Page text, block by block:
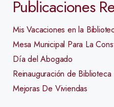
Publicaciones
Mis Vacaciones en la
Mesa Municipal Para La
Día del Abogado
Reinauguración de Biblioteca
Mejoras De Viviendas